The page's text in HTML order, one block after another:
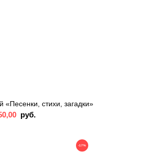
стихи, загадки»
руб.
-17%